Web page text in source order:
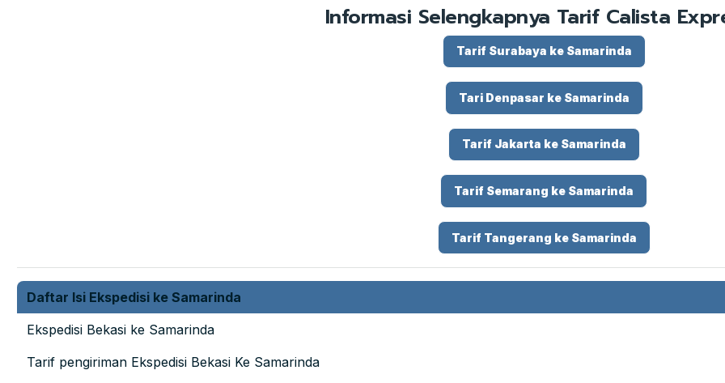
Informasi Selengkapnya Tarif Calista
Tarif Surabaya ke Samarinda
Tari Denpasar ke Samarinda
Tarif Jakarta ke Samarinda
Tarif Semarang ke Samarinda
Tarif Tangerang ke Samarinda
Daftar Isi Ekspedisi ke Samarinda
Ekspedisi Bekasi ke Samarinda
Tarif pengiriman Ekspedisi Bekasi Ke Samarinda